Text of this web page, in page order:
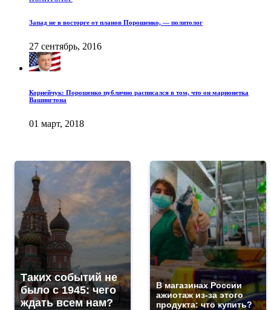
Запад не в восторге от планов Порошенко, — политолог
27 сентябрь, 2016
Корнейчук: Порошенко публично расписался в том, что он марионетка
Вашингтона
01 март, 2018
Таких событий не
было с 1945: чего
ждать всем нам?
В магазинах России
ажиотаж из-за этого
продукта: что купить?